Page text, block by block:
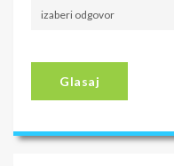
izaberi odgovor
Glasaj